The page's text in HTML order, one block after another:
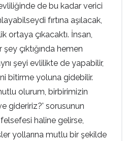
de bu kadar verici
fırtına aşılacak,
ortaya çıkacaktı. İnsan,
çıktığında hemen
şeyi evlilikte de yapabilir,
bitirme yoluna gidebilir.
olurum, birbirimizin
gideririz?' sorusunun
felsefesi haline gelirse,
yollarına mutlu bir şekilde